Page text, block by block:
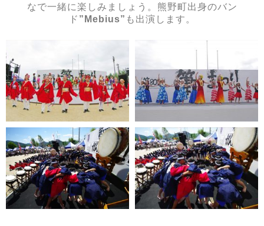
なで一緒に楽しみましょう。熊野町出身のバン
ド ”Mebius” も出演します。